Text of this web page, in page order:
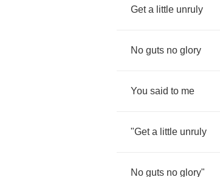
Get a little unruly
No guts no glory
You said to me
"Get a little unruly
No guts no glory"